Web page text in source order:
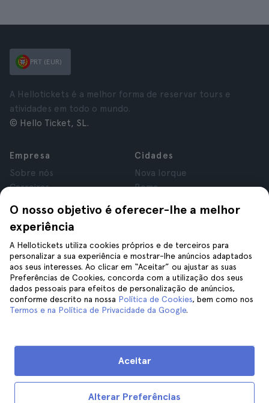
O nosso objetivo é oferecer-lhe a melhor
experiência
A Hellotickets utiliza cookies próprios e de terceiros para
personalizar a sua experiência e mostrar-lhe anúncios adaptados
aos seus interesses. Ao clicar em “Aceitar” ou ajustar as suas
Preferências de Cookies, concorda com a utilização dos seus
dados pessoais para efeitos de personalização de anúncios,
conforme descrito na nossa Política de Cookies, bem como nos
Termos e na Política de Privacidade da Google.
Alterar Preferências
Aceitar
PRT (EUR)
A Hellotickets é a melhor forma de reservar tours e
atividades em todo o mundo.
© Hello Ticket, SL.
Empresa
Sobre nós
Carreiras
Avaliações
Privacidade
Termos e Condições
Aviso Legal
Cookies
Cidades
Nova Iorque
Roma
Londres
Cracóvia
Tenerife
Ajuda
Siga-nos